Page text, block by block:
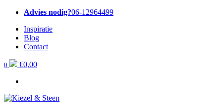
Advies nodig?06-12964499
Inspiratie
Blog
Contact
0 €0,00